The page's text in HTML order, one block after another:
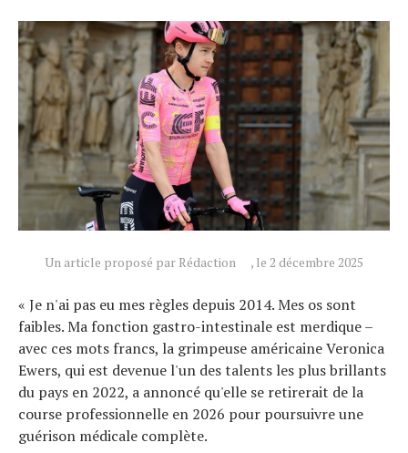
Un article proposé par Rédaction , le 2 décembre 2025
« Je n'ai pas eu mes règles depuis 2014. Mes os sont
faibles. Ma fonction gastro-intestinale est merdique –
avec ces mots francs, la grimpeuse américaine Veronica
Ewers, qui est devenue l'un des talents les plus brillants
du pays en 2022, a annoncé qu'elle se retirerait de la
course professionnelle en 2026 pour poursuivre une
guérison médicale complète.
Actualités
Technologies
Tests de produits
Conseils